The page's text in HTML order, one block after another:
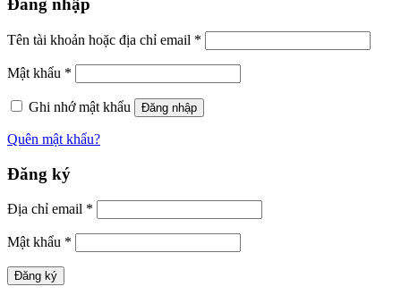
Đăng nhập
Tên tài khoản hoặc địa chỉ email *
Mật khẩu *
Ghi nhớ mật khẩu Đăng nhập
Quên mật khẩu?
Đăng ký
Địa chỉ email *
Mật khẩu *
Đăng ký